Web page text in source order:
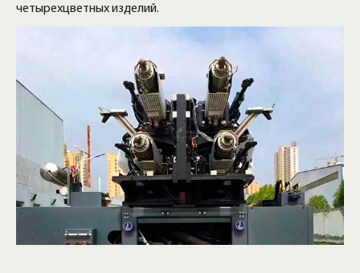
четырехцветных изделий.